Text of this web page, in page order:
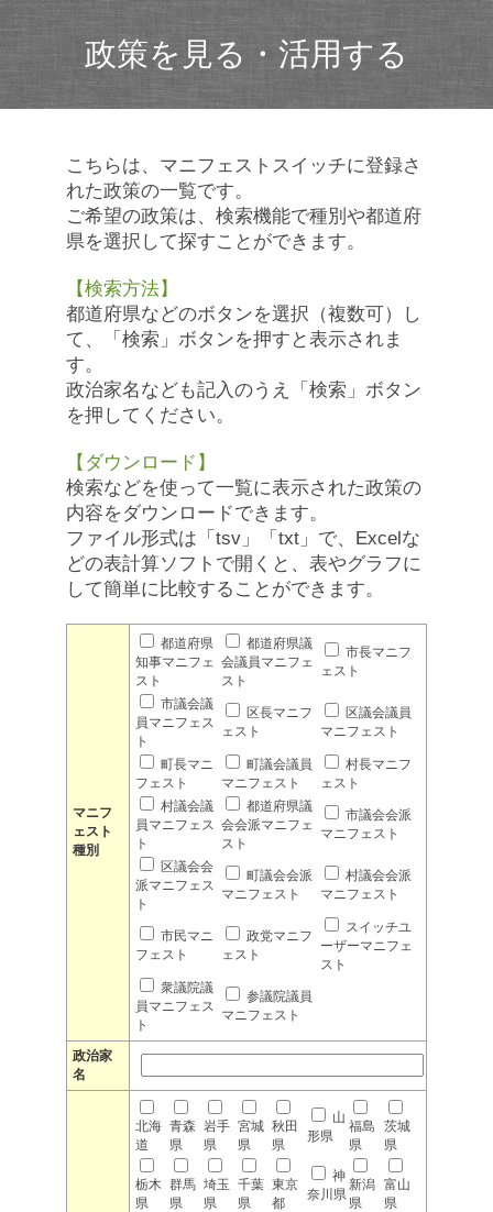
政策を見る・活用する
こちらは、マニフェストスイッチに登録さ
れた政策の一覧です。
ご希望の政策は、検索機能で種別や都道府
県を選択して探すことができます。
【検索方法】
都道府県などのボタンを選択（複数可）し
て、「検索」ボタンを押すと表示されま
す。
政治家名なども記入のうえ「検索」ボタン
を押してください。
【ダウンロード】
検索などを使って一覧に表示された政策の
内容をダウンロードできます。
ファイル形式は「tsv」「txt」で、Excelな
どの表計算ソフトで開くと、表やグラフに
して簡単に比較することができます。
マニフ
ェスト
種別
都道府県
知事マニフェ
スト
都道府県議
会議員マニフェ
スト
市長マニフ
ェスト
市議会議
員マニフェス
ト
区長マニフ
ェスト
区議会議員
マニフェスト
町長マニ
フェスト
町議会議員
マニフェスト
村長マニフ
ェスト
村議会議
員マニフェス
ト
都道府県議
会会派マニフェ
スト
市議会会派
マニフェスト
区議会会
派マニフェス
ト
町議会会派
マニフェスト
村議会会派
マニフェスト
市民マニ
フェスト
政党マニフ
ェスト
スイッチユ
ーザーマニフェ
スト
衆議院議
員マニフェス
ト
参議院議員
マニフェスト
政治家
名
北海
道
青森
県
岩手
県
宮城
県
秋田
県
山
形県
福島
県
茨城
県
栃木
県
群馬
県
埼玉
県
千葉
県
東京
都
神
奈川県
新潟
県
富山
県